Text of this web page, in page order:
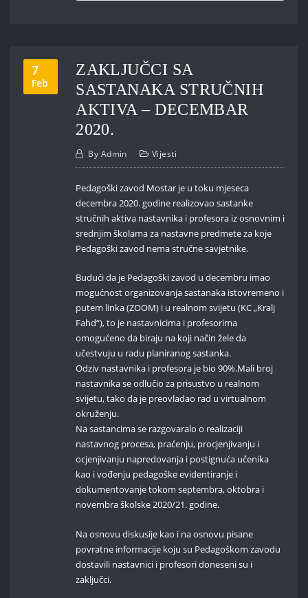
7
Feb
ZAKLJUČCI SA
SASTANAKA STRUČNIH
AKTIVA – DECEMBAR
2020.
By Admin Vijesti
Pedagoški zavod Mostar je u toku mjeseca
decembra 2020. godine realizovao sastanke
stručnih aktiva nastavnika i profesora iz osnovnim i
srednjim školama za nastavne predmete za koje
Pedagoški zavod nema stručne savjetnike.
Budući da je Pedagoški zavod u decembru imao
mogućnost organizovanja sastanaka istovremeno i
putem linka (ZOOM) i u realnom svijetu (KC „Kralj
Fahd“), to je nastavnicima i profesorima
omogućeno da biraju na koji način žele da
učestvuju u radu planiranog sastanka.
Odziv nastavnika i profesora je bio 90%.Mali broj
nastavnika se odlučio za prisustvo u realnom
svijetu, tako da je preovladao rad u virtualnom
okruženju.
Na sastancima se razgovaralo o realizaciji
nastavnog procesa, praćenju, procjenjivanju i
ocjenjivanju napredovanja i postignuća učenika
kao i vođenju pedagoške evidentiranje i
dokumentovanje tokom septembra, oktobra i
novembra školske 2020/21. godine.
Na osnovu diskusije kao i na osnovu pisane
povratne informacije koju su Pedagoškom zavodu
dostavili nastavnici i profesori doneseni su i
zaključci.